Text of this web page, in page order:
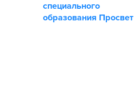
специального
образования Просвет